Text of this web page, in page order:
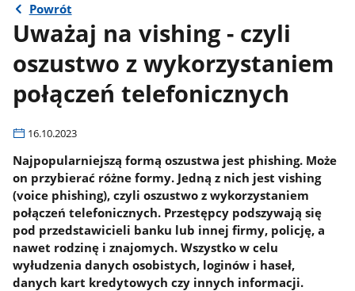
Powrót
Uważaj na vishing - czyli
oszustwo z wykorzystaniem
połączeń telefonicznych
16.10.2023
Najpopularniejszą formą oszustwa jest phishing. Może
on przybierać różne formy. Jedną z nich jest vishing
(voice phishing), czyli oszustwo z wykorzystaniem
połączeń telefonicznych. Przestępcy podszywają się
pod przedstawicieli banku lub innej firmy, policję, a
nawet rodzinę i znajomych. Wszystko w celu
wyłudzenia danych osobistych, loginów i haseł,
danych kart kredytowych czy innych informacji.